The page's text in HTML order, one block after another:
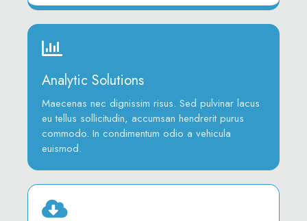
Analytic Solutions
Maecenas nec dignissim risus. Sed pulvinar lacus
eu tellus sollicitudin, accumsan hendrerit purus
commodo. In condimentum odio a vehicula
euismod.